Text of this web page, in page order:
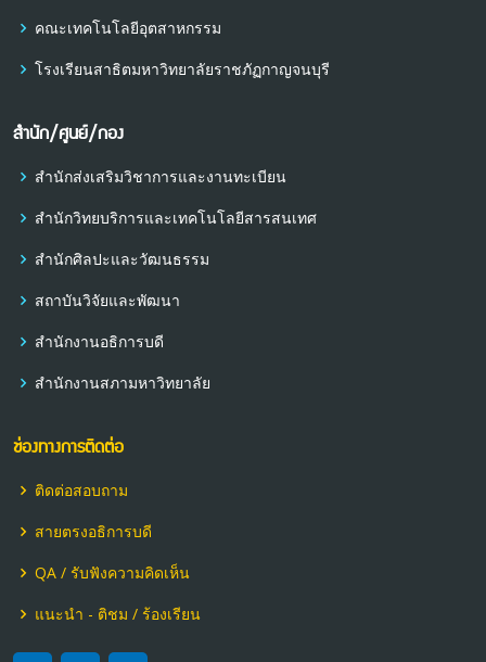
คณะเทคโนโลยีอุตสาหกรรม
โรงเรียนสาธิตมหาวิทยาลัยราชภัฏกาญจนบุรี
สำนัก/ศูนย์/กอง
สำนักส่งเสริมวิชาการและงานทะเบียน
สำนักวิทยบริการและเทคโนโลยีสารสนเทศ
สำนักศิลปะและวัฒนธรรม
สถาบันวิจัยและพัฒนา
สำนักงานอธิการบดี
สำนักงานสภามหาวิทยาลัย
ช่องทางการติดต่อ
ติดต่อสอบถาม
สายตรงอธิการบดี
QA / รับฟังความคิดเห็น
แนะนำ - ติชม / ร้องเรียน